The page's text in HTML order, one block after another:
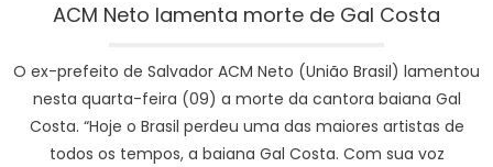
ACM Neto lamenta morte de Gal Costa
O ex-prefeito de Salvador ACM Neto (União Brasil) lamentou
nesta quarta-feira (09) a morte da cantora baiana Gal
Costa. “Hoje o Brasil perdeu uma das maiores artistas de
todos os tempos, a baiana Gal Costa. Com sua voz